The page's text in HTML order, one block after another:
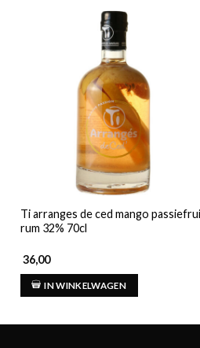
Ti arranges de ced mango
rum 32% 70cl
36,00
IN WINKELWAGEN